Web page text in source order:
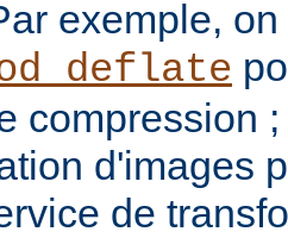
exemple,
compression
d'images
de